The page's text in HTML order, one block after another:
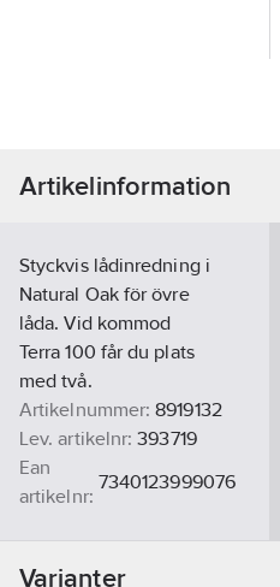
Artikelinformation
Styckvis lådinredning i
Natural Oak för övre
låda. Vid kommod
Terra 100 får du plats
med två.
Artikelnummer: 8919132
Lev. artikelnr: 393719
Ean
artikelnr:
7340123999076
Varianter